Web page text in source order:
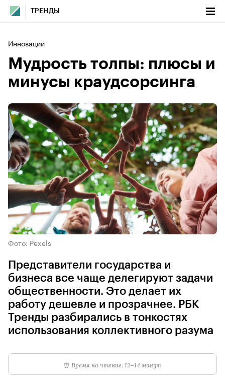
ТРЕНДЫ
Инновации
Мудрость толпы: плюсы и
минусы краудсорсинга
Фото: Pexels
Представители государства и
бизнеса все чаще делегируют задачи
общественности. Это делает их
работу дешевле и прозрачнее. РБК
Тренды разбирались в тонкостях
использования коллективного разума
⏰ Время на чтение: 12–14 минут